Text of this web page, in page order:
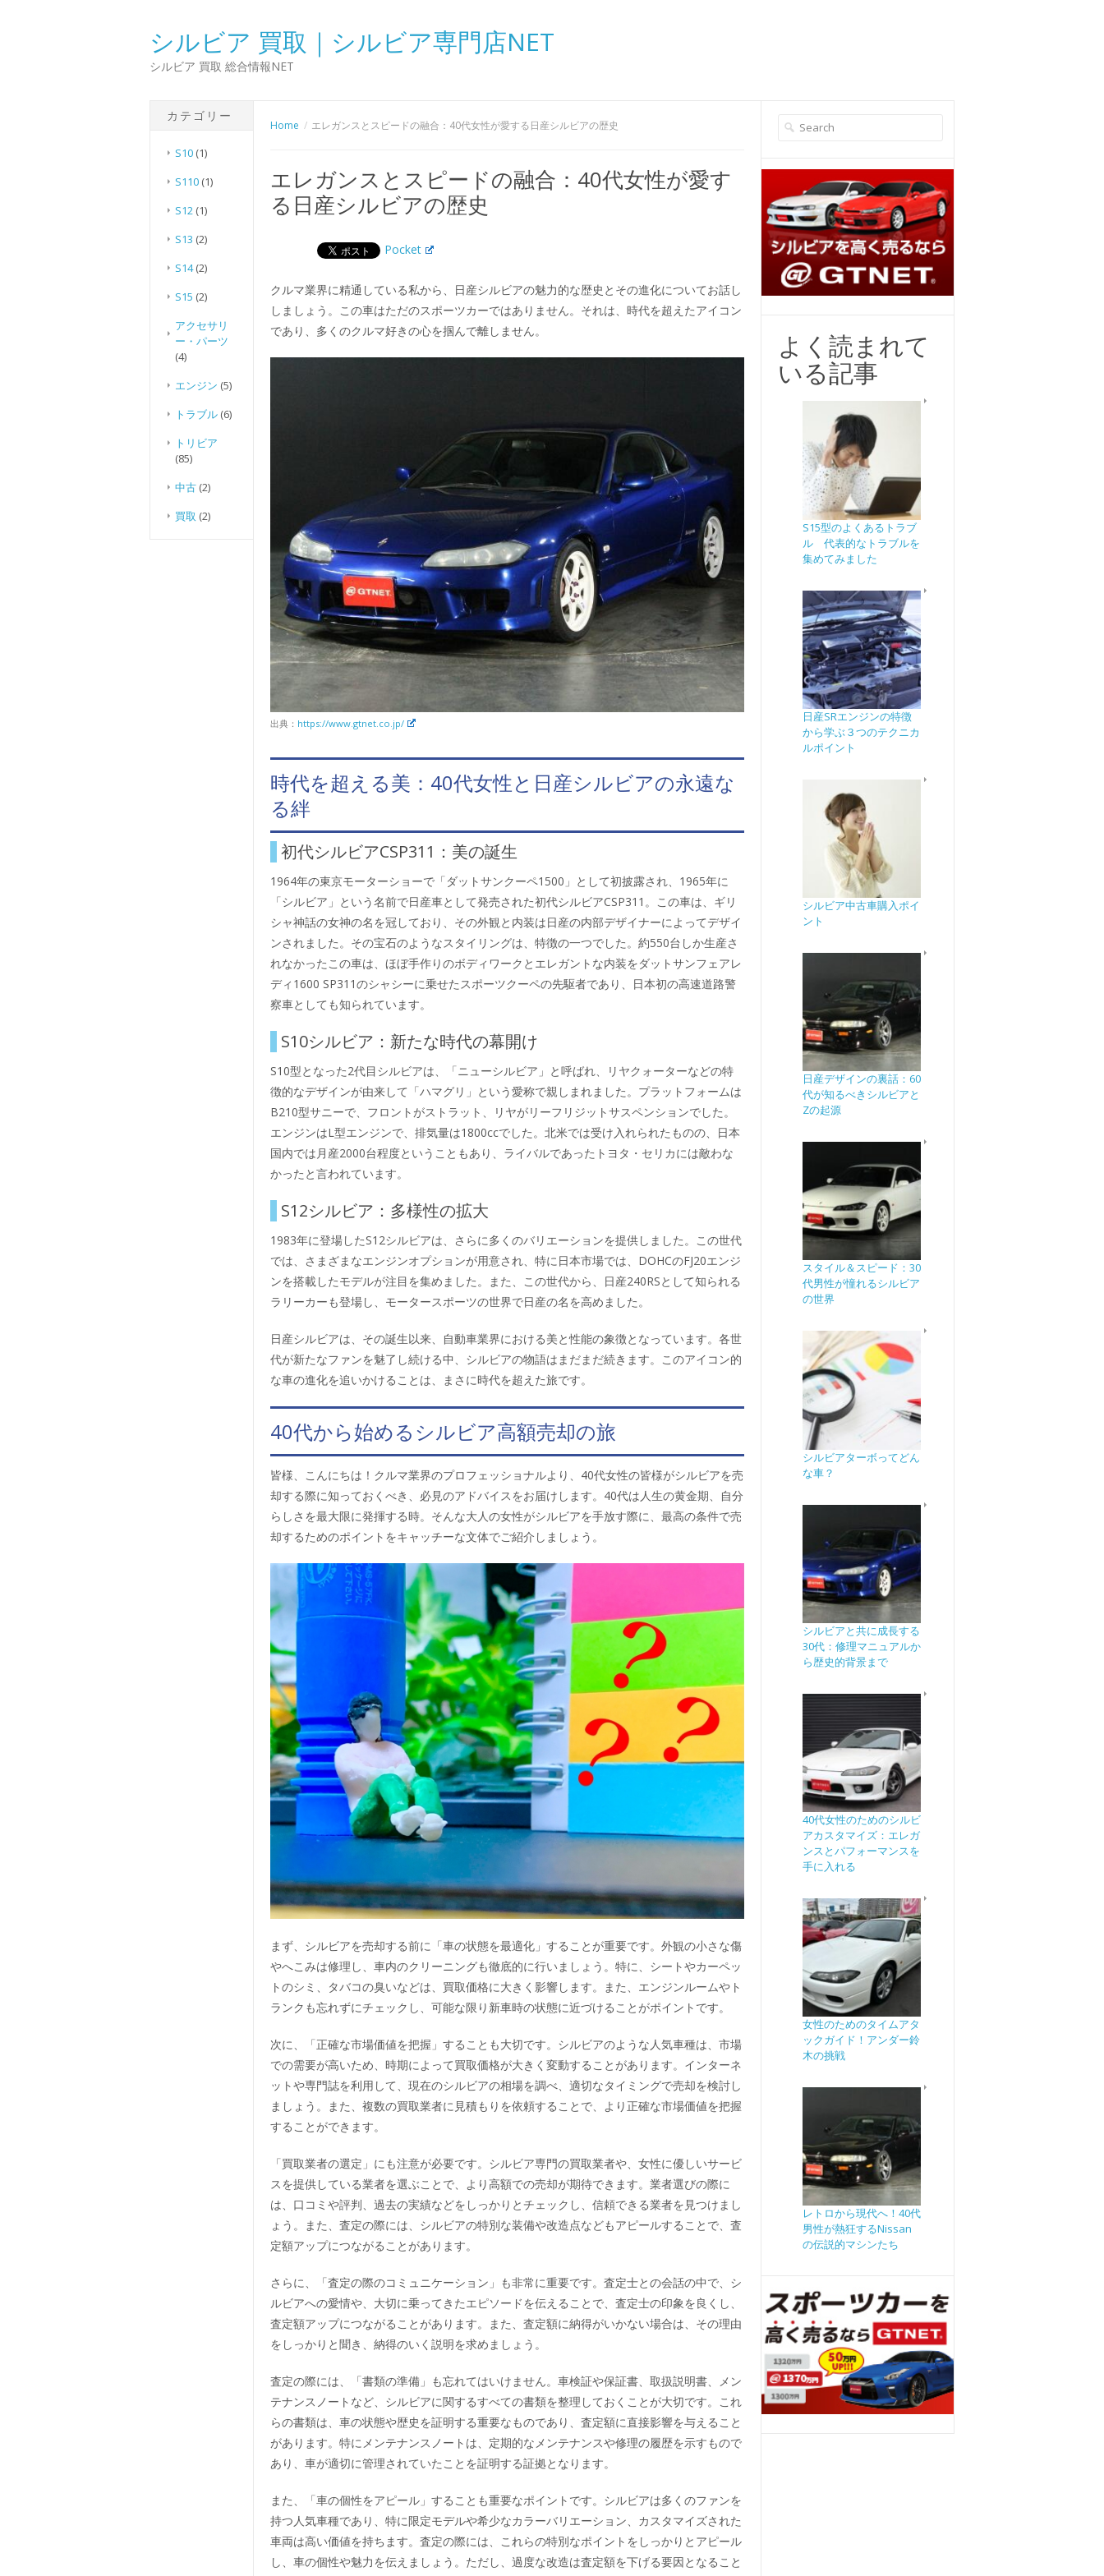
シルビア 買取｜シルビア専門店NET
シルビア 買取 総合情報NET
カテゴリー
S10 (1)
S110 (1)
S12 (1)
S13 (2)
S14(2)
S15 (2)
アクセサリ
ー・パーツ
(4)
エンジン (5)
トラブル (6)
トリビア
(85)
中古 (2)
買取 (2)
Home エレガンスとスピードの融合：40代女性が愛する日産シルビアの歴史
エレガンスとスピードの融合：40代女性が愛す
る日産シルビアの歴史
Pocket
クルマ業界に精通している私から、日産シルビアの魅力的な歴史とその進化についてお話し
しましょう。この車はただのスポーツカーではありません。それは、時代を超えたアイコン
であり、多くのクルマ好きの心を掴んで離しません。
出典： https://www.gtnet.co.jp/
時代を超える美：40代女性と日産シルビアの永遠な
る絆
初代シルビアCSP311：美の誕生
1964年の東京モーターショーで「ダットサンクーペ1500」として初披露され、1965年に
「シルビア」という名前で日産車として発売された初代シルビアCSP311。この車は、ギリ
シャ神話の女神の名を冠しており、その外観と内装は日産の内部デザイナーによってデザイ
ンされました。その宝石のようなスタイリングは、特徴の一つでした。約550台しか生産さ
れなかったこの車は、ほぼ手作りのボディワークとエレガントな内装をダットサンフェアレ
ディ1600 SP311のシャシーに乗せたスポーツクーペの先駆者であり、日本初の高速道路警
察車としても知られています。
S10シルビア：新たな時代の幕開け
S10型となった2代目シルビアは、「ニューシルビア」と呼ばれ、リヤクォーターなどの特
徴的なデザインが由来して「ハマグリ」という愛称で親しまれました。プラットフォームは
B210型サニーで、フロントがストラット、リヤがリーフリジットサスペンションでした。
エンジンはL型エンジンで、排気量は1800ccでした。北米では受け入れられたものの、日本
国内では月産2000台程度ということもあり、ライバルであったトヨタ・セリカには敵わな
かったと言われています。
S12シルビア：多様性の拡大
1983年に登場したS12シルビアは、さらに多くのバリエーションを提供しました。この世代
では、さまざまなエンジンオプションが用意され、特に日本市場では、DOHCのFJ20エンジ
ンを搭載したモデルが注目を集めました。また、この世代から、日産240RSとして知られる
ラリーカーも登場し、モータースポーツの世界で日産の名を高めました。
日産シルビアは、その誕生以来、自動車業界における美と性能の象徴となっています。各世
代が新たなファンを魅了し続ける中、シルビアの物語はまだまだ続きます。このアイコン的
な車の進化を追いかけることは、まさに時代を超えた旅です。
40代から始めるシルビア高額売却の旅
皆様、こんにちは！クルマ業界のプロフェッショナルより、40代女性の皆様がシルビアを売
却する際に知っておくべき、必見のアドバイスをお届けします。40代は人生の黄金期、自分
らしさを最大限に発揮する時。そんな大人の女性がシルビアを手放す際に、最高の条件で売
却するためのポイントをキャッチーな文体でご紹介しましょう。
まず、シルビアを売却する前に「車の状態を最適化」することが重要です。外観の小さな傷
やへこみは修理し、車内のクリーニングも徹底的に行いましょう。特に、シートやカーペッ
トのシミ、タバコの臭いなどは、買取価格に大きく影響します。また、エンジンルームやト
ランクも忘れずにチェックし、可能な限り新車時の状態に近づけることがポイントです。
次に、「正確な市場価値を把握」することも大切です。シルビアのような人気車種は、市場
での需要が高いため、時期によって買取価格が大きく変動することがあります。インターネ
ットや専門誌を利用して、現在のシルビアの相場を調べ、適切なタイミングで売却を検討し
ましょう。また、複数の買取業者に見積もりを依頼することで、より正確な市場価値を把握
することができます。
「買取業者の選定」にも注意が必要です。シルビア専門の買取業者や、女性に優しいサービ
スを提供している業者を選ぶことで、より高額での売却が期待できます。業者選びの際に
は、口コミや評判、過去の実績などをしっかりとチェックし、信頼できる業者を見つけまし
ょう。また、査定の際には、シルビアの特別な装備や改造点などもアピールすることで、査
定額アップにつながることがあります。
さらに、「査定の際のコミュニケーション」も非常に重要です。査定士との会話の中で、シ
ルビアへの愛情や、大切に乗ってきたエピソードを伝えることで、査定士の印象を良くし、
査定額アップにつながることがあります。また、査定額に納得がいかない場合は、その理由
をしっかりと聞き、納得のいく説明を求めましょう。
査定の際には、「書類の準備」も忘れてはいけません。車検証や保証書、取扱説明書、メン
テナンスノートなど、シルビアに関するすべての書類を整理しておくことが大切です。これ
らの書類は、車の状態や歴史を証明する重要なものであり、査定額に直接影響を与えること
があります。特にメンテナンスノートは、定期的なメンテナンスや修理の履歴を示すもので
あり、車が適切に管理されていたことを証明する証拠となります。
また、「車の個性をアピール」することも重要なポイントです。シルビアは多くのファンを
持つ人気車種であり、特に限定モデルや希少なカラーバリエーション、カスタマイズされた
車両は高い価値を持ちます。査定の際には、これらの特別なポイントをしっかりとアピール
し、車の個性や魅力を伝えましょう。ただし、過度な改造は査定額を下げる要因となること
よく読まれて
いる記事
S15型のよくあるトラブ
ル 代表的なトラブルを
集めてみました
日産SRエンジンの特徴
から学ぶ３つのテクニカ
ルポイント
シルビア中古車購入ポイ
ント
日産デザインの裏話：60
代が知るべきシルビアと
Zの起源
スタイル＆スピード：30
代男性が憧れるシルビア
の世界
シルビアターボってどん
な車？
シルビアと共に成長する
30代：修理マニュアルか
ら歴史的背景まで
40代女性のためのシルビ
アカスタマイズ：エレガ
ンスとパフォーマンスを
手に入れる
女性のためのタイムアタ
ックガイド！アンダー鈴
木の挑戦
レトロから現代へ！40代
男性が熱狂するNissan
の伝説的マシンたち